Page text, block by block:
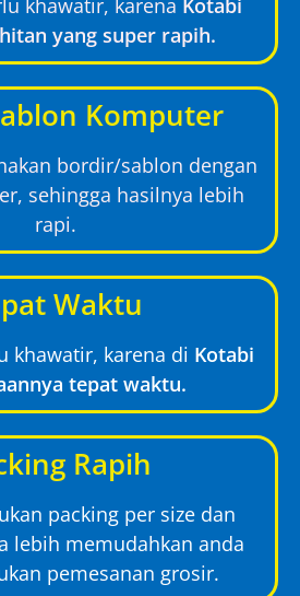
khawatir, karena Kotabi
yang super rapih.
Komputer
bordir/sablon dengan
sehingga hasilnya lebih
rapi.
Waktu
khawatir, karena di Kotabi
tepat waktu.
Rapih
packing per size dan
lebih memudahkan anda
pemesanan grosir.